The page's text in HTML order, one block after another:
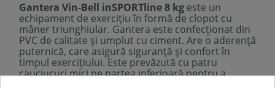
Gantera Vin-Bell inSPORTline 8 kg este un
echipament de exercițiu în formă de clopot cu
mâner triunghiular. Gantera este confecționat din
PVC de calitate și umplut cu ciment. Are o aderență
puternică, care asigură siguranță și confort în
timpul exercițiului. Este prevăzută cu patru
cauciucuri mici pe partea inferioară pentru a